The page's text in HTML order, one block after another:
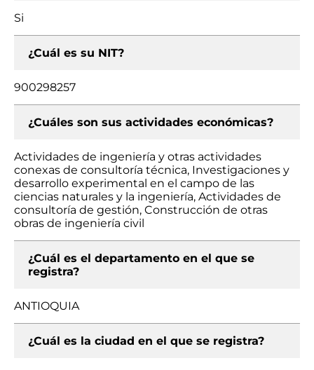
Si
¿Cuál es su NIT?
900298257
¿Cuáles son sus actividades económicas?
Actividades de ingeniería y otras actividades
conexas de consultoría técnica, Investigaciones y
desarrollo experimental en el campo de las
ciencias naturales y la ingeniería, Actividades de
consultoría de gestión, Construcción de otras
obras de ingeniería civil
¿Cuál es el departamento en el que se
registra?
ANTIOQUIA
¿Cuál es la ciudad en el que se registra?